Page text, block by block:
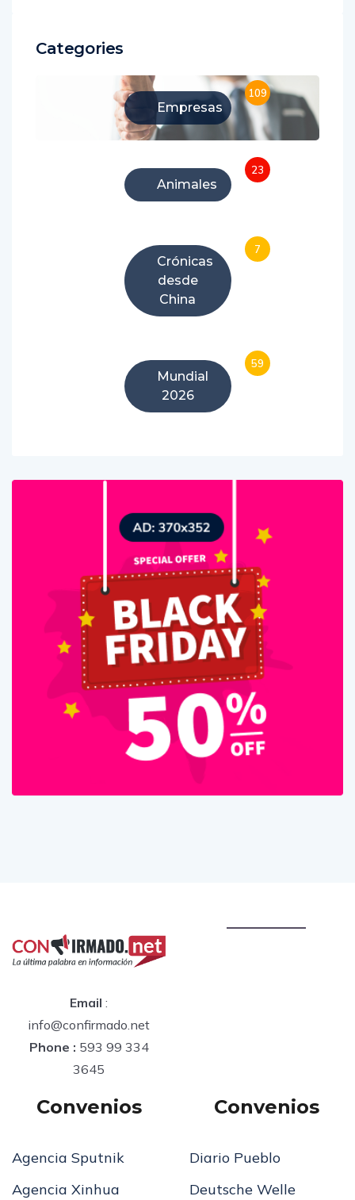
Categories
Empresas
109
Animales
23
Crónicas
desde
China
7
Mundial
2026
59
Email :
info@confirmado.net
Phone : 593 99 334
3645
Convenios
Agencia Sputnik
Agencia Xinhua
Convenios
Diario Pueblo
Deutsche Welle